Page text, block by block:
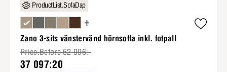
ProductList.SofaDap
+
Zano 3-sits vänstervänd hörnsoffa inkl. fotpall
Price.Before 52 996:-
37 097:20